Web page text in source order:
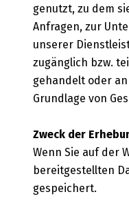
genutzt, zu dem
Anfragen, zur
unserer
zugänglich bzw.
gehandelt oder
Grundlage von
Zweck der
Wenn Sie auf der
bereitgestellten
gespeichert.